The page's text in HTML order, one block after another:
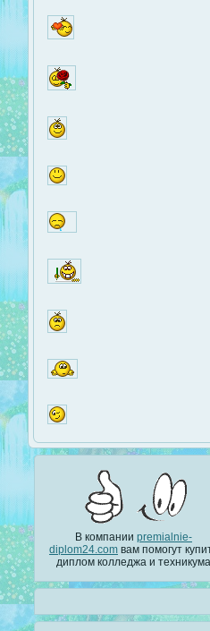
В компании premialnie-
diplom24.com вам помогут
диплом колледжа и техникума